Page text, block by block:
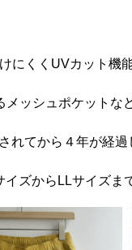
にくくUVカット機
ッシュポケットな
れてから４年が経
ズからLLサイズま